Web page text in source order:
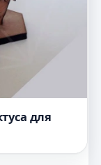
для